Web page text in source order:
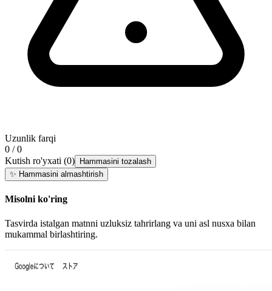
Uzunlik farqi
0 / 0
Kutish ro'yxati (0)
Hammasini tozalash
✨ Hammasini almashtirish
Misolni ko'ring
Tasvirda istalgan matnni uzluksiz tahrirlang va uni asl nusxa bilan
mukammal birlashtiring.